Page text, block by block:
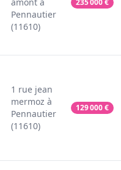
amont à
Pennautier
(11610)
235 000€
1 rue jean
mermoz à
Pennautier
(11610)
129 000€